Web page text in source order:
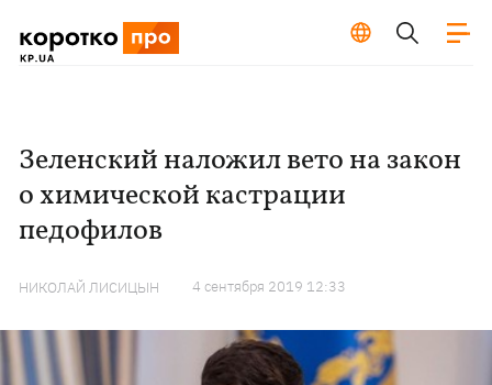
Зеленский наложил вето на закон
о химической кастрации
педофилов
НИКОЛАЙ ЛИСИЦЫН 4 сентября 2019 12:33